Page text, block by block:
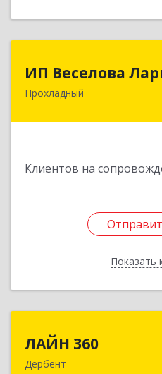
ИП Веселова
Прохладный
Клиентов на
Показать
ЛАЙН 360
Дербент
368600, Дагестан